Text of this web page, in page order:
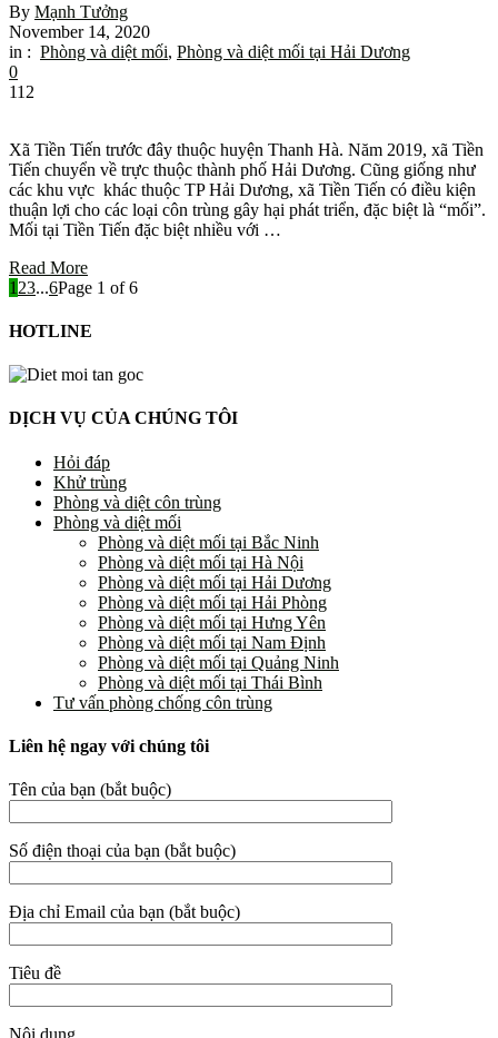
By Mạnh Tưởng
November 14, 2020
in : Phòng và diệt mối, Phòng và diệt mối tại Hải Dương
0
112
Xã Tiền Tiến trước đây thuộc huyện Thanh Hà. Năm 2019, xã Tiền
Tiến chuyển về trực thuộc thành phố Hải Dương. Cũng giống như
các khu vực khác thuộc TP Hải Dương, xã Tiền Tiến có điều kiện
thuận lợi cho các loại côn trùng gây hại phát triển, đặc biệt là “mối”.
Mối tại Tiền Tiến đặc biệt nhiều với …
Read More
1 23...6Page 1 of 6
HOTLINE
DỊCH VỤ CỦA CHÚNG TÔI
Hỏi đáp
Khử trùng
Phòng và diệt côn trùng
Phòng và diệt mối
Phòng và diệt mối tại Bắc Ninh
Phòng và diệt mối tại Hà Nội
Phòng và diệt mối tại Hải Dương
Phòng và diệt mối tại Hải Phòng
Phòng và diệt mối tại Hưng Yên
Phòng và diệt mối tại Nam Định
Phòng và diệt mối tại Quảng Ninh
Phòng và diệt mối tại Thái Bình
Tư vấn phòng chống côn trùng
Liên hệ ngay với chúng tôi
Tên của bạn (bắt buộc)
Số điện thoại của bạn (bắt buộc)
Địa chỉ Email của bạn (bắt buộc)
Tiêu đề